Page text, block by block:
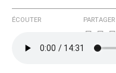
ÉCOUTER PARTAGER